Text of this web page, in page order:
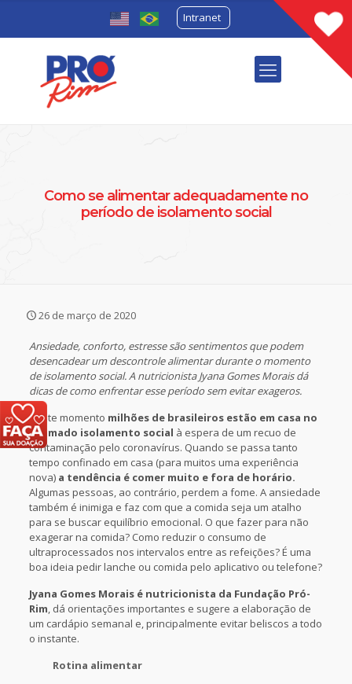
Intranet
Como se alimentar adequadamente no
período de isolamento social
26 de março de 2020
Ansiedade, conforto, estresse são sentimentos que podem
desencadear um descontrole alimentar durante o momento
de isolamento social. A nutricionista Jyana Gomes Morais dá
dicas de como enfrentar esse período sem evitar exageros.
Neste momento milhões de brasileiros estão em casa no
chamado isolamento social à espera de um recuo de
contaminação pelo coronavírus. Quando se passa tanto
tempo confinado em casa (para muitos uma experiência
nova)a tendência é comer muito e fora de horário.
Algumas pessoas, ao contrário, perdem a fome. A ansiedade
também é inimiga e faz com que a comida seja um atalho
para se buscar equilíbrio emocional. O que fazer para não
exagerar na comida? Como reduzir o consumo de
ultraprocessados nos intervalos entre as refeições? É uma
boa ideia pedir lanche ou comida pelo aplicativo ou telefone?
Jyana Gomes Morais é nutricionista da Fundação Pró-
Rim, dá orientações importantes e sugere a elaboração de
um cardápio semanal e, principalmente evitar beliscos a todo
o instante.
Rotina alimentar